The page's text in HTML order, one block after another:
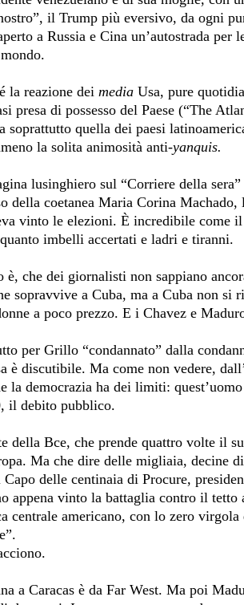
il Trump più eversivo, da ogni
a Russia e Cina un’autostrada
la reazione dei media Usa, pure
presa di possesso del Paese (“The
soprattutto quella dei paesi
la solita animosità anti-yanquis.
lusinghiero sul “Corriere della
della coetanea Maria Corina
vinto le elezioni. È incredibile come
imbelli accertati e ladri e tiranni.
è, che dei giornalisti non sappiano
sopravvive a Cuba, ma a Cuba non
a poco prezzo. E i Chavez e
per Grillo “condannato” dalla
è discutibile. Ma come non vedere,
la democrazia ha dei limiti:
il debito pubblico.
della Bce, che prende quattro volte il
Ma che dire delle migliaia,
Capo delle centinaia di Procure,
appena vinto la battaglia contro il
centrale americano, con lo zero
a Caracas è da Far West. Ma poi